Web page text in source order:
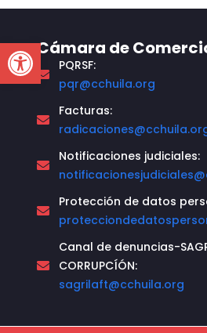
Open toolbar
Cámara de
PQRSF:
pqr@cchuila.org
Facturas:
Notificaciones judiciales:
Protección de datos
Canal de denuncias-
CORRUPCÍÓN:
sagrilaft@cchuila.org